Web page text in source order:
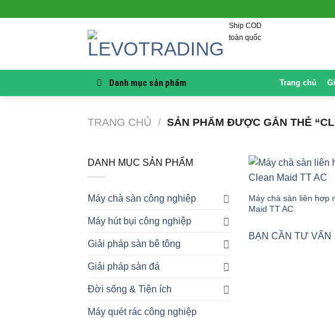
Ship COD
toàn quốc
Danh mục sản phẩm Trang chủ
TRANG CHỦ / SẢN PHẨM ĐƯỢC GẮN THẺ
DANH MỤC SẢN PHẨM
Máy chà sàn công nghiệp
Máy hút bụi công nghiệp
Giải pháp sàn bê tông
Giải pháp sàn đá
Đời sống & Tiện ích
Máy quét rác công nghiệp
Máy chà sàn liên hợp
Maid TT AC
BẠN CẦN TƯ VẤN